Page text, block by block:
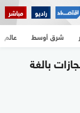
راديو مباشر
شرق أوسط عالم
بالغة